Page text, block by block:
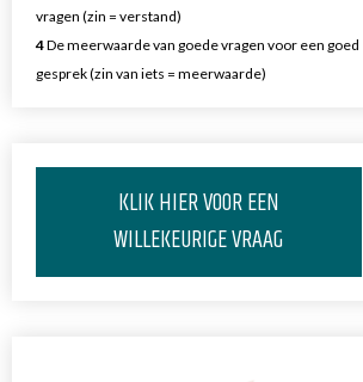
vragen (zin = verstand)
4De meerwaarde van goede vragen voor een goed
gesprek (zin van iets = meerwaarde)
KLIK HIER VOOR EEN
WILLEKEURIGE VRAAG